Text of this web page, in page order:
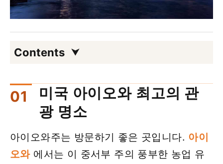
Contents
미국 아이오와 최고의 관
광 명소
아이오와주는 방문하기 좋은 곳입니다. 아이
오와에서는 이 중서부 주의 풍부한 농업 유